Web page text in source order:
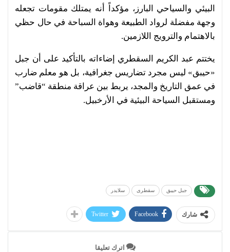
البيئي والسياحي البارز، مؤكداً أنه يمتلك مقومات تجعله
وجهة مفضلة لرواد الطبيعة وهواة السباحة في حال حظي
بالاهتمام والترويج اللازمين.
يختتم عبد الكريم السقطري إضاءاته بالتأكيد على أن جبل
«حيبق» ليس مجرد تضاريس جغرافية، بل هو معلم ضارب
في عمق التاريخ والمجد، يربط بين عراقة منطقة “قاضب”
ومستقبل السياحة البيئية في الأرخبيل.
جبل حيبق سقطرى سلايدر
شارك Facebook
Twitter
اترك تعليقا